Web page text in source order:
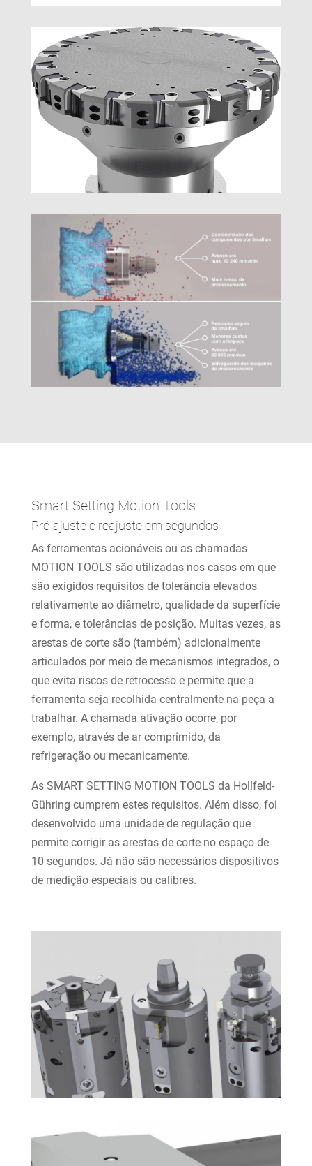
Smart Setting Motion Tools
Pré-ajuste e reajuste em segundos
As ferramentas acionáveis ou as chamadas
MOTION TOOLS são utilizadas nos casos em que
são exigidos requisitos de tolerância elevados
relativamente ao diâmetro, qualidade da superfície
e forma, e tolerâncias de posição. Muitas vezes, as
arestas de corte são (também) adicionalmente
articulados por meio de mecanismos integrados, o
que evita riscos de retrocesso e permite que a
ferramenta seja recolhida centralmente na peça a
trabalhar. A chamada ativação ocorre, por
exemplo, através de ar comprimido, da
refrigeração ou mecanicamente.
As SMART SETTING MOTION TOOLS da Hollfeld-
Gühring cumprem estes requisitos. Além disso, foi
desenvolvido uma unidade de regulação que
permite corrigir as arestas de corte no espaço de
10 segundos. Já não são necessários dispositivos
de medição especiais ou calibres.